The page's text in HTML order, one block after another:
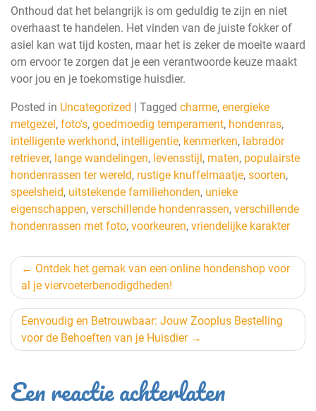
Onthoud dat het belangrijk is om geduldig te zijn en niet
overhaast te handelen. Het vinden van de juiste fokker of
asiel kan wat tijd kosten, maar het is zeker de moeite waard
om ervoor te zorgen dat je een verantwoorde keuze maakt
voor jou en je toekomstige huisdier.
Posted in Uncategorized | Tagged charme, energieke
metgezel, foto's, goedmoedig temperament, hondenras,
intelligente werkhond, intelligentie, kenmerken, labrador
retriever, lange wandelingen, levensstijl, maten, populairste
hondenrassen ter wereld, rustige knuffelmaatje, soorten,
speelsheid, uitstekende familiehonden, unieke
eigenschappen, verschillende hondenrassen, verschillende
hondenrassen met foto, voorkeuren, vriendelijke karakter
Berichtnavigatie
Ontdek het gemak van een online hondenshop voor
al je viervoeterbenodigdheden!
Eenvoudig en Betrouwbaar: Jouw Zooplus Bestelling
voor de Behoeften van je Huisdier
Een reactie achterlaten